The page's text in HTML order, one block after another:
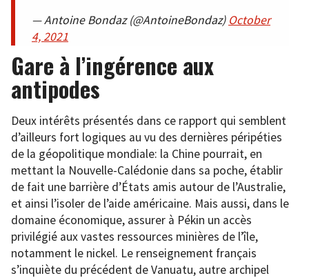
— Antoine Bondaz (@AntoineBondaz) October
4, 2021
Gare à l’ingérence aux
antipodes
Deux intérêts présentés dans ce rapport qui semblent
d’ailleurs fort logiques au vu des dernières péripéties
de la géopolitique mondiale: la Chine pourrait, en
mettant la Nouvelle-Calédonie dans sa poche, établir
de fait une barrière d’États amis autour de l’Australie,
et ainsi l’isoler de l’aide américaine. Mais aussi, dans le
domaine économique, assurer à Pékin un accès
privilégié aux vastes ressources minières de l’île,
notamment le nickel. Le renseignement français
s’inquiète du précédent de Vanuatu, autre archipel